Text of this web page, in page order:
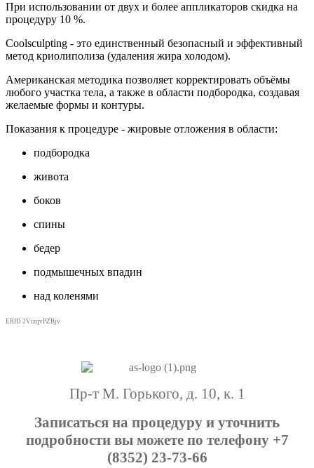
При использовании от двух и более аппликаторов скидка на
процедуру 10 %.
Coolsculpting - это единственный безопасный и эффективный
метод криолиполиза (удаления жира холодом).
Американская методика позволяет корректировать объёмы
любого участка тела, а также в области подбородка, создавая
желаемые формы и контуры.
Показания к процедуре - жировые отложения в области:
подбородка
живота
боков
спины
бедер
подмышечных впадин
над коленями
ERID 2VtzqvPZBjv
Пр-т М. Горького, д. 10, к. 1
Записаться на процедуру и уточнить
подробности вы можете по телефону +7
(8352) 23-73-66